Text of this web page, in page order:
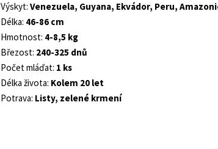
Výskyt:Venezuela, Guyana, Ekvádor, Peru,
Délka: 46-86 cm
Hmotnost: 4-8,5 kg
Březost: 240-325 dnů
Počet mláďat: 1 ks
Délka života: Kolem 20 let
Potrava: Listy, zelené krmení